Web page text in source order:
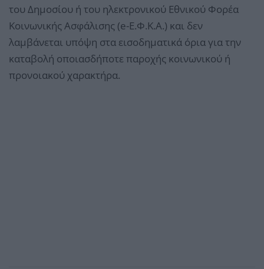
του Δημοσίου ή του ηλεκτρονικού Εθνικού Φορέα
Κοινωνικής Ασφάλισης (e-Ε.Φ.Κ.Α.) και δεν
λαμβάνεται υπόψη στα εισοδηματικά όρια για την
καταβολή οποιασδήποτε παροχής κοινωνικού ή
προνοιακού χαρακτήρα.